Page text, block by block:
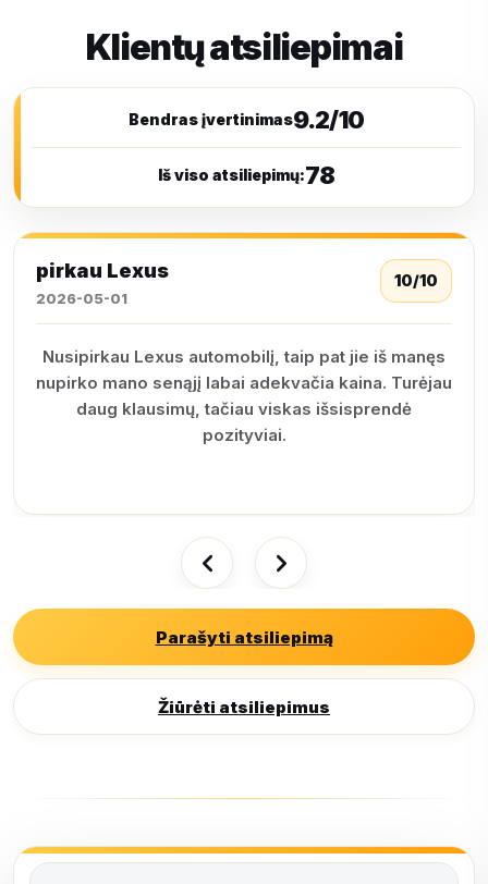
Klientų atsiliepimai
Bendras įvertinimas9.2/10
Iš viso atsiliepimų:78
pirkau Lexus
2026-05-01
10/10
Nusipirkau Lexus automobilį, taip pat jie iš manęs
nupirko mano senąjį labai adekvačia kaina. Turėjau
daug klausimų, tačiau viskas išsisprendė
pozityviai.
Parašyti atsiliepimą
Žiūrėti atsiliepimus